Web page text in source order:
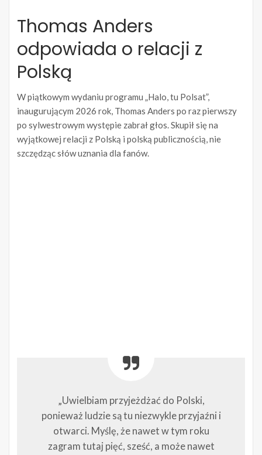
Thomas Anders
odpowiada o relacji z
Polską
W piątkowym wydaniu programu „Halo, tu Polsat”,
inaugurującym 2026 rok, Thomas Anders po raz pierwszy
po sylwestrowym występie zabrał głos. Skupił się na
wyjątkowej relacji z Polską i polską publicznością, nie
szczędząc słów uznania dla fanów.
„Uwielbiam przyjeżdżać do Polski,
ponieważ ludzie są tu niezwykle przyjaźni i
otwarci. Myślę, że nawet w tym roku
zagram tutaj pięć, sześć, a może nawet